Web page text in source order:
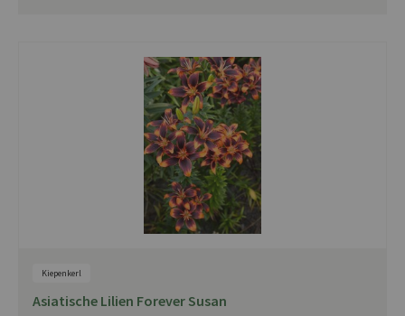
Kiepenkerl
Asiatische Lilien Forever Susan